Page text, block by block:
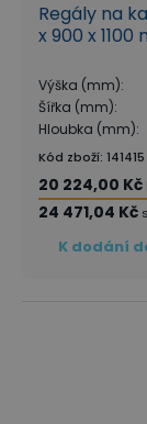
Regály na
x 900 x
Výška (mm):
Šířka (mm):
Hloubka (mm):
Kód zboží: 141415
20 224,00 Kč
24 471,04 Kč
K dodání